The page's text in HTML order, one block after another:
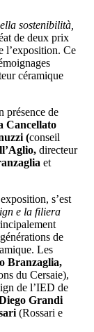
sostenibilità,
de deux prix
l’exposition. Ce
céramique
présence de
Cancellato
(conseil
directeur
et
s’est
e la filiera
de
Les
Branzaglia,
du Cersaie),
de l’IED de
Grandi
(Rossari e